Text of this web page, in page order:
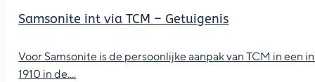
Samsonite int via TCM – Getuigenis
Voor Samsonite is de persoonlijke aanpak van TCM in een
1910 in de....